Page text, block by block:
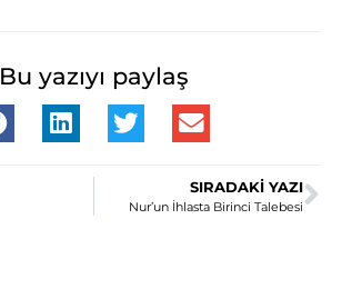
Bu yazıyı paylaş
SIRADAKI YAZI
Nur’un İhlasta Birinci Talebesi